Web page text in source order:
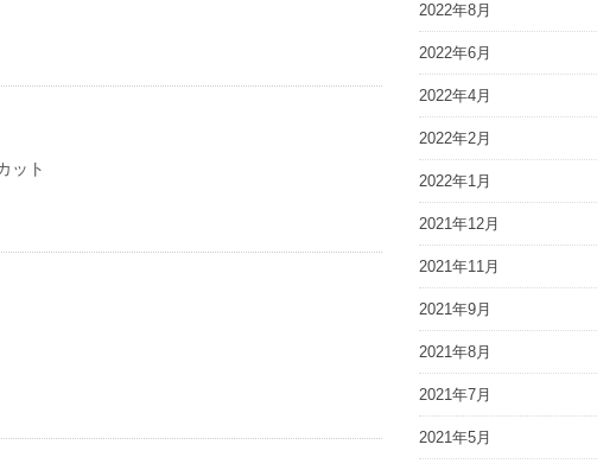
ット
2022年8月
2022年6月
2022年4月
2022年2月
2022年1月
2021年12月
2021年11月
2021年9月
2021年8月
2021年7月
2021年5月